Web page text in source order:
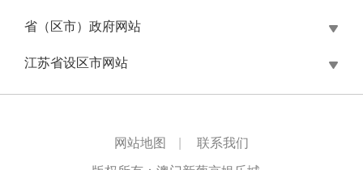
省（区市）政府网站
江苏省设区市网站
网站地图 |
联系我们